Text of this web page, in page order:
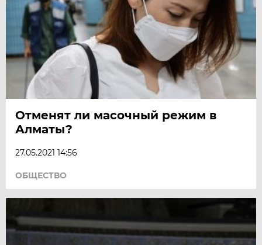
Отменят ли масочный режим в
Алматы?
27.05.2021 14:56
ОБЩЕСТВО